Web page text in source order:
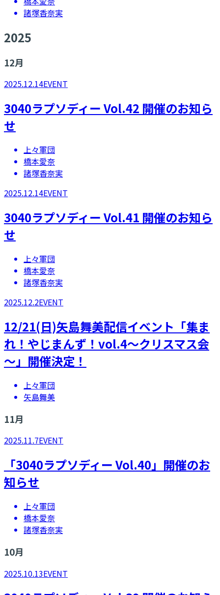
諸塚香奈実
2025
12月
2025.12.14EVENT
3040ラプソディー Vol.42 開催のお知ら
せ
上々軍団
橋本愛奈
諸塚香奈実
2025.12.14EVENT
3040ラプソディー Vol.41 開催のお知ら
せ
上々軍団
橋本愛奈
諸塚香奈実
2025.12.2EVENT
12/21(日)矢島舞美配信イベント「集ま
れ！やじまんず！vol.4～クリスマス会
～」開催決定！
上々軍団
矢島舞美
11月
2025.11.7EVENT
「3040ラプソディー Vol.40」開催のお
知らせ
上々軍団
橋本愛奈
諸塚香奈実
10月
2025.10.13EVENT